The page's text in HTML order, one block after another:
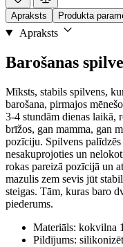
Apraksts Produkta
Apraksts
Barošanas
Mīksts, stabils spilvens,
barošana, pirmajos
3-4 stundām dienas laikā,
brīžos, gan mamma, gan
pozīciju. Spilvens
nesakuprojoties un
rokas pareizā pozīcijā un
mazulis zem sevis jūt
steigas. Tām, kuras baro
piederums.
Materiāls: kokvilna
Pildījums: